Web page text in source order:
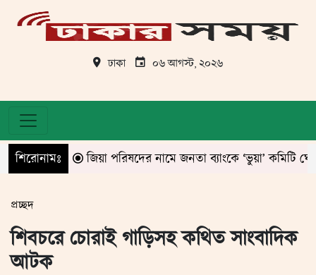
ঢাকা ০৬ আগস্ট, ২০২৬
শিরোনামঃজিয়া পরিষদের নামে জনতা ব্যাংকে ‘ভুয়া’ কমিটি ঘোষণা!
প্রচ্ছদ
শিবচরে চোরাই গাড়িসহ কথিত সাংবাদিক
আটক